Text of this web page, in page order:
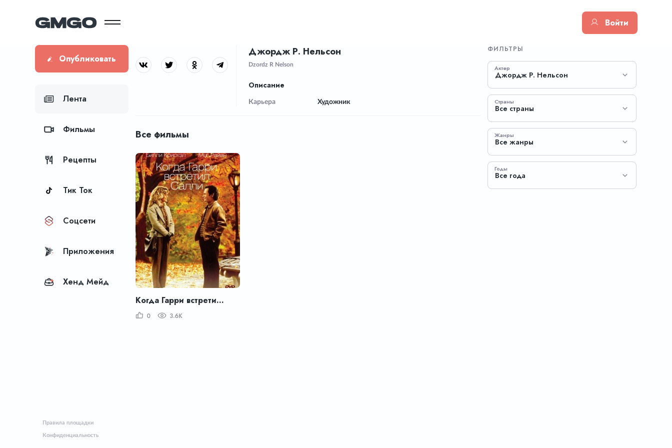
Войти
Опубликовать
Лента
Фильмы
Рецепты
Тик Ток
Соцсети
Приложения
Хенд Мейд
Правила площадки
Конфиденциальность
Джордж Р. Нельсон
Dzordz R Nelson
Описание
Карьера Художник
Все фильмы
Когда Гарри встретил Салли
0 3.6K
ФИЛЬТРЫ
Актер
Джордж Р. Нельсон
Страны
Все страны
Жанры
Все жанры
Годы
Все года